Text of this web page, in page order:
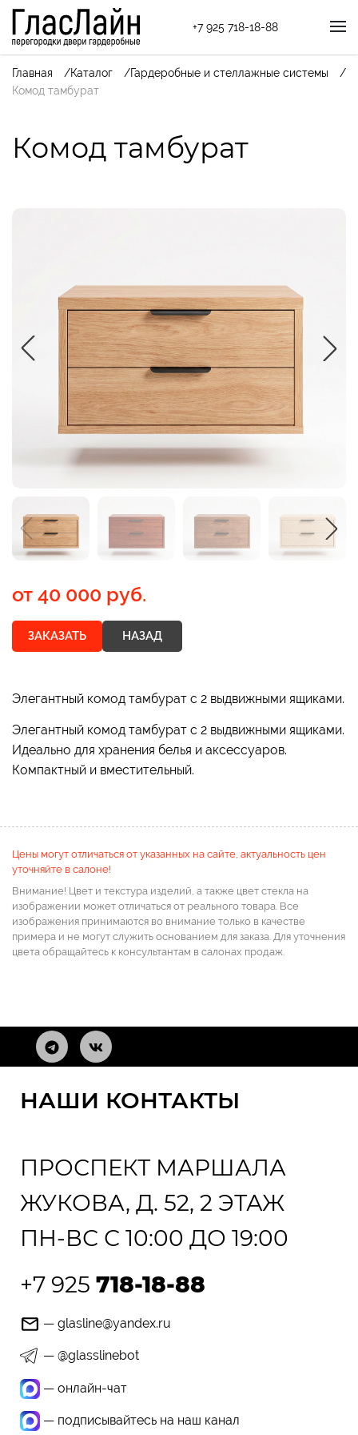
+7 925 718-18-88
Главная Каталог
Гардеробные и стеллажные системы
Комод тамбурат
Комод тамбурат
от 40 000 руб.
ЗАКАЗАТЬ НАЗАД
Элегантный комод тамбурат с 2 выдвижными ящиками.
Элегантный комод тамбурат с 2 выдвижными ящиками.
Идеально для хранения белья и аксессуаров.
Компактный и вместительный.
Цены могут отличаться от указанных на сайте, актуальность цен
уточняйте в салоне!
Внимание! Цвет и текстура изделий, а также цвет стекла на
изображении может отличаться от реального товара. Все
изображения принимаются во внимание только в качестве
примера и не могут служить основанием для заказа. Для уточнения
цвета обращайтесь к консультантам в салонах продаж.
НАШИ КОНТАКТЫ
ПРОСПЕКТ МАРШАЛА
ЖУКОВА, Д. 52, 2 ЭТАЖ
ПН-ВС С 10:00 ДО 19:00
+7 925 718-18-88
— glasline@yandex.ru
— @glasslinebot
— онлайн-чат
— подписывайтесь на наш канал